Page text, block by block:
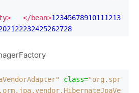
</bean>12345678910111213
class="org.spr